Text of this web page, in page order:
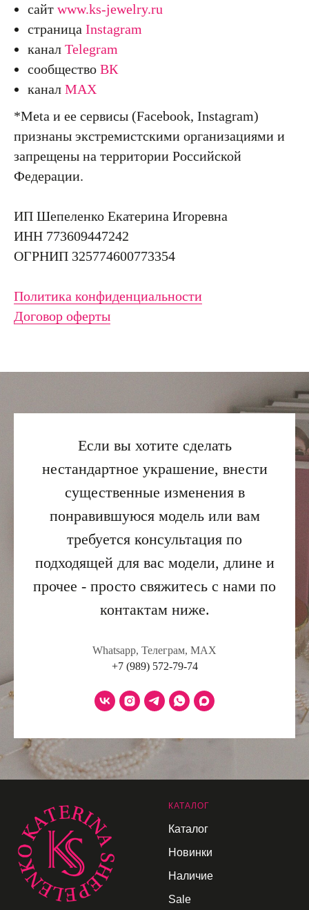
сайт www.ks-jewelry.ru
страница Instagram
канал Telegram
сообщество ВК
канал MAX
*Meta и ее сервисы (Facebook, Instagram)
признаны экстремистскими организациями и
запрещены на территории Российской
Федерации.
ИП Шепеленко Екатерина Игоревна
ИНН 773609447242
ОГРНИП 325774600773354
Политика конфиденциальности
Договор оферты
Если вы хотите сделать
нестандартное украшение, внести
существенные изменения в
понравившуюся модель или вам
требуется консультация по
подходящей для вас модели, длине и
прочее - просто свяжитесь с нами по
контактам ниже.
Whatsapp, Телеграм, МАХ
+7 (989) 572-79-74
КАТАЛОГ
Каталог
Новинки
Наличие
Sale